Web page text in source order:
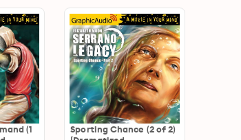
(1
Sporting Chance (2 of 2)